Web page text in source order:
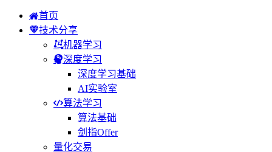
首页
技术分享
机器学习
深度学习
深度学习基础
AI实验室
算法学习
算法基础
剑指Offer
量化交易